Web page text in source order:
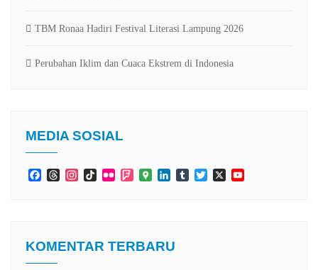
TBM Ronaa Hadiri Festival Literasi Lampung 2026
Perubahan Iklim dan Cuaca Ekstrem di Indonesia
MEDIA SOSIAL
FacebookThreadsInstagramTikTokFlickr Foursquare
GoogleLinkedInTumblrTwitter
X
KOMENTAR TERBARU